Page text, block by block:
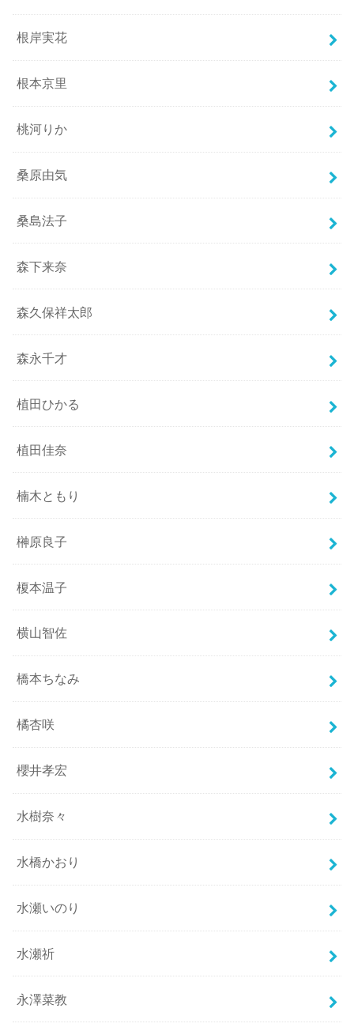
根岸実花
根本京里
桃河りか
桑原由気
桑島法子
森下来奈
森久保祥太郎
森永千才
植田ひかる
植田佳奈
楠木ともり
榊原良子
榎本温子
横山智佐
橋本ちなみ
橘杏咲
櫻井孝宏
水樹奈々
水橋かおり
水瀬いのり
水瀬祈
永澤菜教